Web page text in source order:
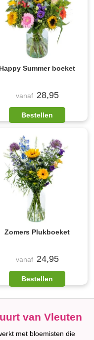
Happy Summer boeket
vanaf 28,95
Bestellen
Zomers Plukboeket
vanaf 24,95
Bestellen
van Vleuten
met bloemisten die